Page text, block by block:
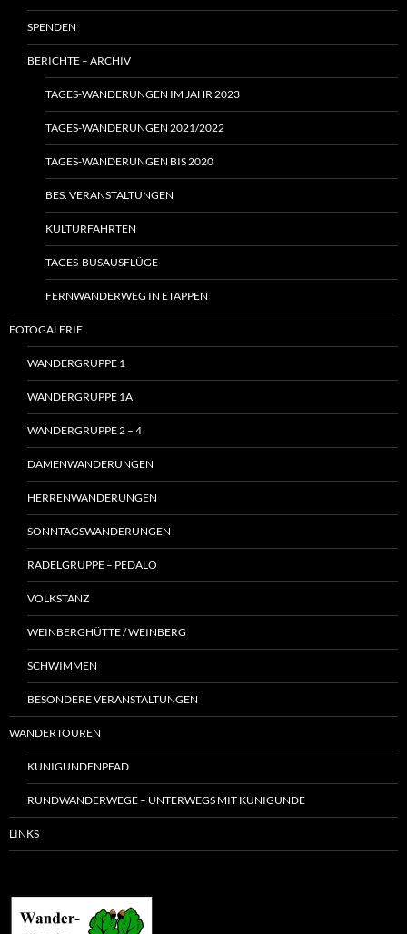
SPENDEN
BERICHTE – ARCHIV
TAGES-WANDERUNGEN IM JAHR 2023
TAGES-WANDERUNGEN 2021/2022
TAGES-WANDERUNGEN BIS 2020
BES. VERANSTALTUNGEN
KULTURFAHRTEN
TAGES-BUSAUSFLÜGE
FERNWANDERWEG IN ETAPPEN
FOTOGALERIE
WANDERGRUPPE 1
WANDERGRUPPE 1A
WANDERGRUPPE 2 – 4
DAMENWANDERUNGEN
HERRENWANDERUNGEN
SONNTAGSWANDERUNGEN
RADELGRUPPE – PEDALO
VOLKSTANZ
WEINBERGHÜTTE / WEINBERG
SCHWIMMEN
BESONDERE VERANSTALTUNGEN
WANDERTOUREN
KUNIGUNDENPFAD
RUNDWANDERWEGE – UNTERWEGS MIT KUNIGUNDE
LINKS